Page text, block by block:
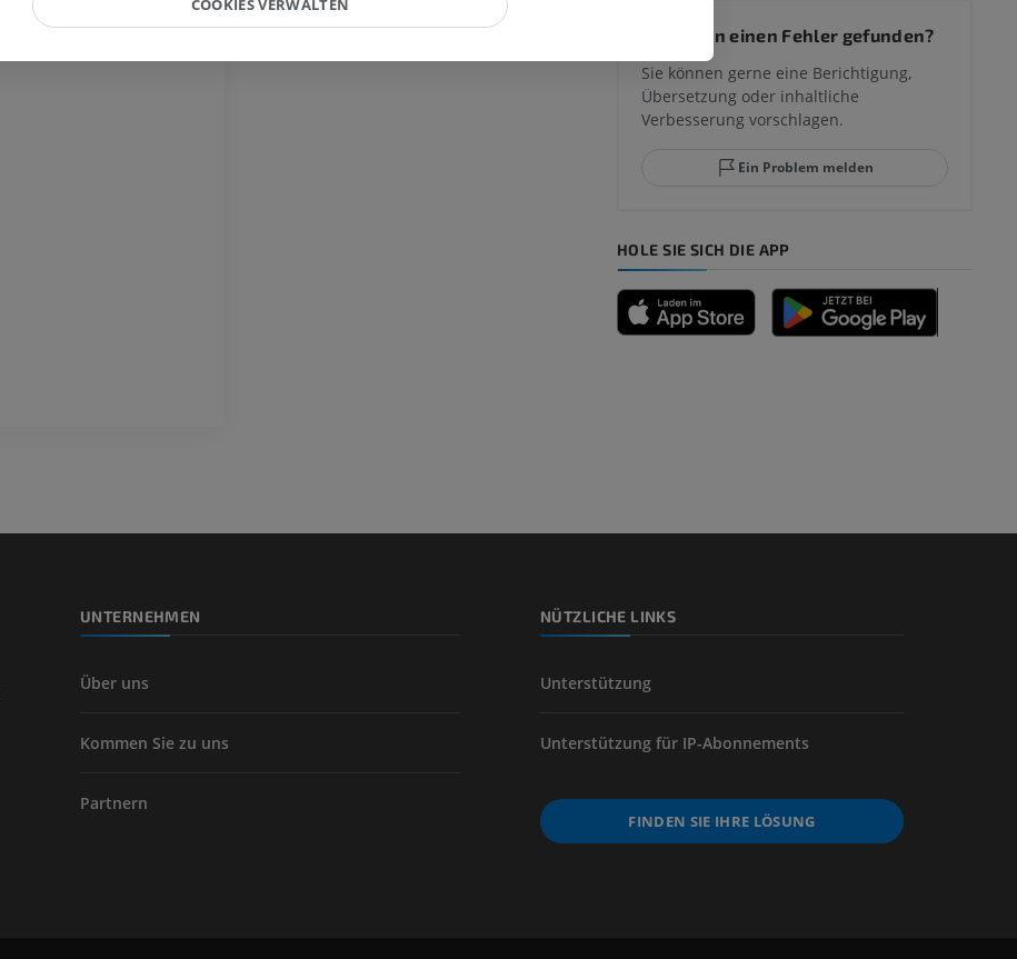
PREMIUM
Sie haben einen Fehler gefunden?
Sie können gerne eine Berichtigung,
Übersetzung oder inhaltliche
Verbesserung vorschlagen.
Ein Problem melden
HOLE SIE SICH DIE APP
UNTERNEHMEN
Über uns
Kommen Sie zu uns
Partnern
NÜTZLICHE LINKS
Unterstützung
Unterstützung für IP-Abonnements
FINDEN SIE IHRE LÖSUNG
COOKIES VERWALTEN